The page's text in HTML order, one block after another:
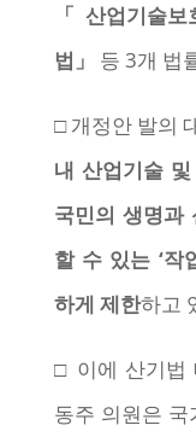
「산업기술보
법 」 등 3개 법
□ 개정안 발의
내 산업기술
국민의 생명과
할 수 있는 ‘작
하게 제한하고
□ 이에 산기법
동주 의원은